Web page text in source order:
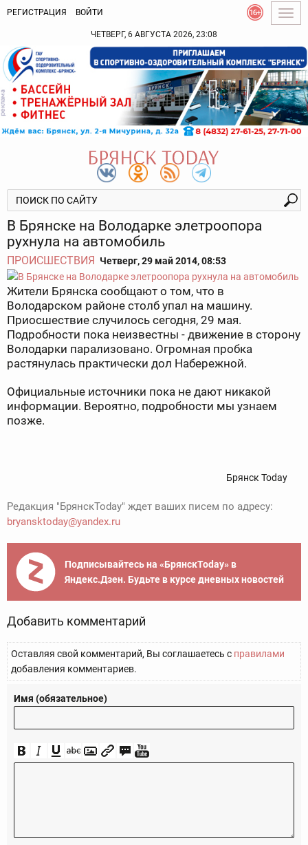
РЕГИСТРАЦИЯ ВОЙТИ
ЧЕТВЕРГ, 6 АВГУСТА 2026, 23:08
В Брянске на Володарке элетроопора
рухнула на автомобиль
ПРОИСШЕСТВИЯ Четверг, 29 май 2014, 08:53
Жители Брянска сообщают о том, что в
Володарском районе столб упал на машину.
Приосшествие случилось сегодня, 29 мая.
Подробности пока неизвестны - движение в сторону
Володарки парализовано. Огромная пробка
растянулась практически дол Набережной.
Официальные источники пока не дают никакой
информации. Вероятно, подробности мы узнаем
позже.
Брянск Today
Редакция "БрянскToday" ждет ваших писем по адресу:
bryansktoday@yandex.ru
Подписывайтесь на «БрянскToday» в
Яндекс.Дзен. Будьте в курсе дневных новостей
Добавить комментарий
Оставляя свой комментарий, Вы соглашаетесь с правилами
добавления комментариев.
Имя (обязательное)